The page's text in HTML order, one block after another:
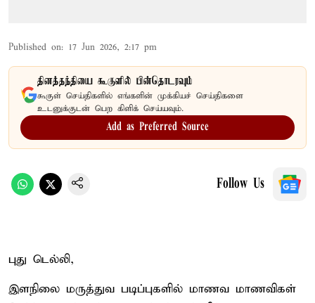
Published on: 17 Jun 2026, 2:17 pm
தினத்தந்தியை கூகுளில் பின்தொடரவும்
கூகுள் செய்திகளில் எங்களின் முக்கியச் செய்திகளை
உடனுக்குடன் பெற கிளிக் செய்யவும்.
Add as Preferred Source
Follow Us
புது டெல்லி,
இளநிலை மருத்துவ படிப்புகளில் மாணவ மாணவிகள்